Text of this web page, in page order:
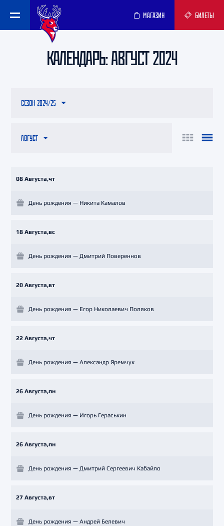
МАГАЗИН БИЛЕТЫ
КАЛЕНДАРЬ: АВГУСТ 2024
АВГУСТ
СЕЗОН 2024/25
08 Августа,чт
День рождения — Никита Камалов
18 Августа,вс
День рождения — Дмитрий Повереннов
20 Августа,вт
День рождения — Егор Николаевич Поляков
22 Августа,чт
День рождения — Александр Яремчук
26 Августа,пн
День рождения — Игорь Гераськин
26 Августа,пн
День рождения — Дмитрий Сергеевич Кабайло
27 Августа,вт
День рождения — Андрей Белевич